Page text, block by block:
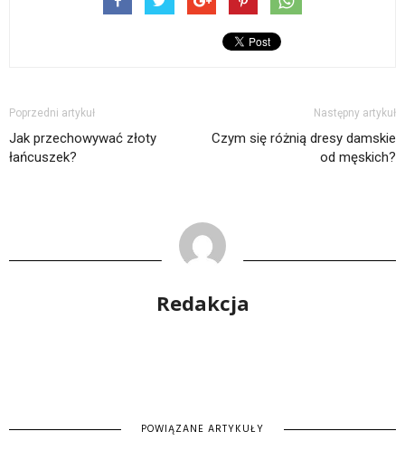
Poprzedni artykuł
Jak przechowywać złoty
łańcuszek?
Następny artykuł
Czym się różnią dresy damskie
od męskich?
Redakcja
POWIĄZANE ARTYKUŁY